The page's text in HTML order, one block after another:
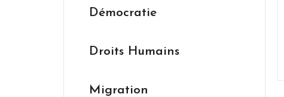
Démocratie
Droits Humains
Migration